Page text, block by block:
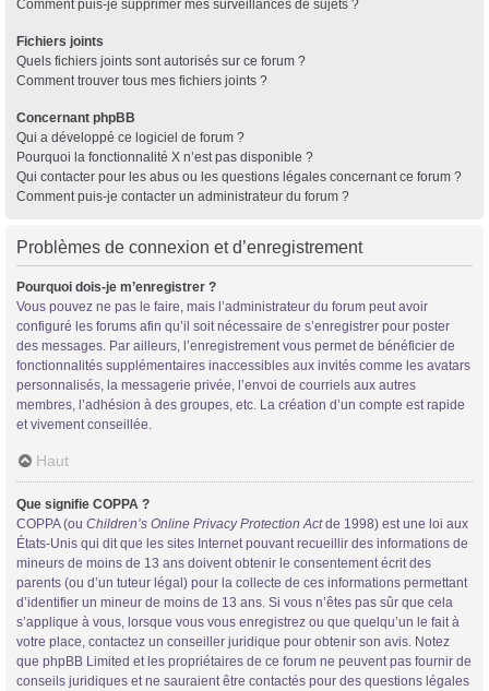
Comment puis-je supprimer mes surveillances de sujets ?
Fichiers joints
Quels fichiers joints sont autorisés sur ce forum ?
Comment trouver tous mes fichiers joints ?
Concernant phpBB
Qui a développé ce logiciel de forum ?
Pourquoi la fonctionnalité X n’est pas disponible ?
Qui contacter pour les abus ou les questions légales concernant ce forum ?
Comment puis-je contacter un administrateur du forum ?
Problèmes de connexion et d’enregistrement
Pourquoi dois-je m’enregistrer ?
Vous pouvez ne pas le faire, mais l’administrateur du forum peut avoir
configuré les forums afin qu’il soit nécessaire de s’enregistrer pour poster
des messages. Par ailleurs, l’enregistrement vous permet de bénéficier de
fonctionnalités supplémentaires inaccessibles aux invités comme les avatars
personnalisés, la messagerie privée, l’envoi de courriels aux autres
membres, l’adhésion à des groupes, etc. La création d’un compte est rapide
et vivement conseillée.
Haut
Que signifie COPPA ?
COPPA (ou Children’s Online Privacy Protection Actde 1998) est une loi aux
États-Unis qui dit que les sites Internet pouvant recueillir des informations de
mineurs de moins de 13 ans doivent obtenir le consentement écrit des
parents (ou d’un tuteur légal) pour la collecte de ces informations permettant
d’identifier un mineur de moins de 13 ans. Si vous n’êtes pas sûr que cela
s’applique à vous, lorsque vous vous enregistrez ou que quelqu’un le fait à
votre place, contactez un conseiller juridique pour obtenir son avis. Notez
que phpBB Limited et les propriétaires de ce forum ne peuvent pas fournir de
conseils juridiques et ne sauraient être contactés pour des questions légales